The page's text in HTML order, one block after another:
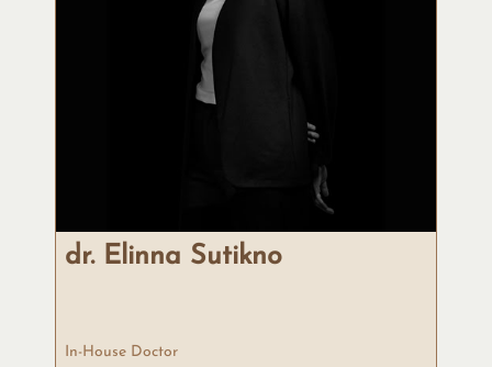
dr. Elinna Sutikno
In-House Doctor